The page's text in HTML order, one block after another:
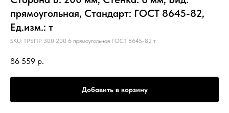
прямоугольная, Стандарт: ГОСТ 8645-82,
Ед.изм.: т
SKU: ТРБПР 300 200 6 прямоугольная ГОСТ 8645-82 т
86 559 р.
Добавить в корзину